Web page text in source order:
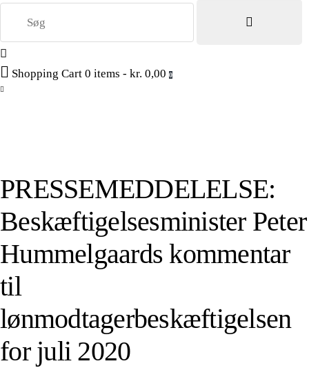
Shopping Cart 0 items - kr. 0,00 0
PRESSEMEDDELELSE:
Beskæftigelsesminister Peter
Hummelgaards kommentar
til
lønmodtagerbeskæftigelsen
for juli 2020